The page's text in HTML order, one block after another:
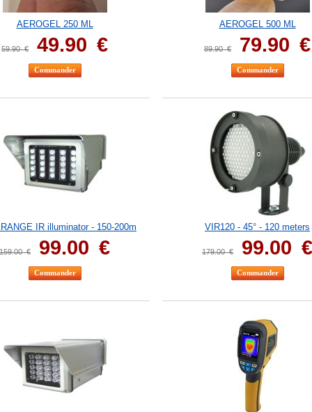
AEROGEL 250 ML
59.90 € 49.90 €
AEROGEL 500 ML
89.90 € 79.90 €
IR illuminator - 150-200m
159.00 € 99.00 €
VIR120 - 45° - 120 meters
179.00 € 99.00 €